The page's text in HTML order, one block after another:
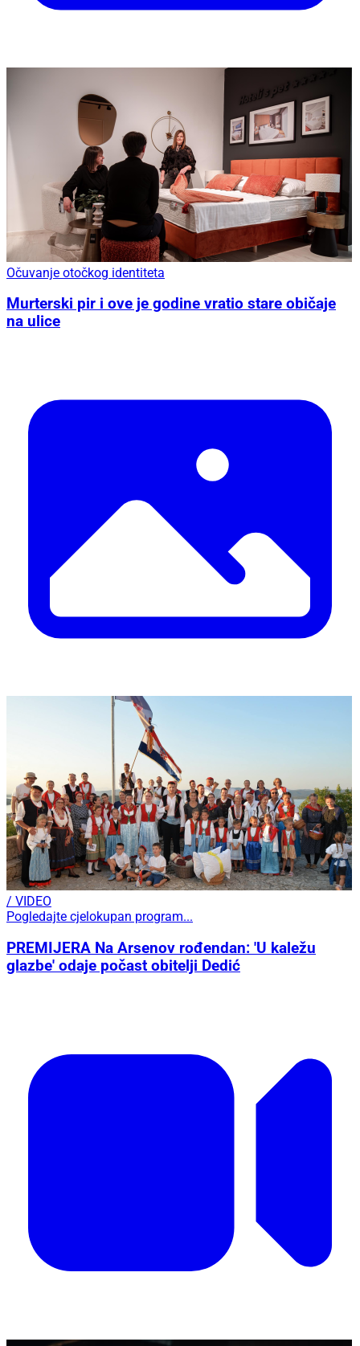
Očuvanje otočkog identiteta
Murterski pir i ove je godine vratio stare običaje
na ulice
/ VIDEO
Pogledajte cjelokupan program...
PREMIJERA Na Arsenov rođendan: 'U kaležu
glazbe' odaje počast obitelji Dedić